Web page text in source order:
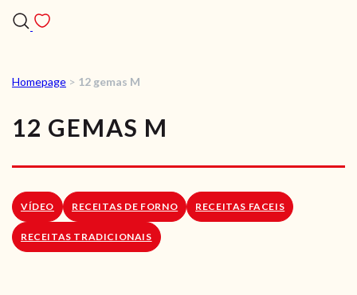
RECEITAS VEGGIE
SOBRE NÓS
LOJA ONLINE
Homepage > 12 gemas M
12 GEMAS M
VÍDEO RECEITAS DE FORNO RECEITAS FACEIS
RECEITAS TRADICIONAIS